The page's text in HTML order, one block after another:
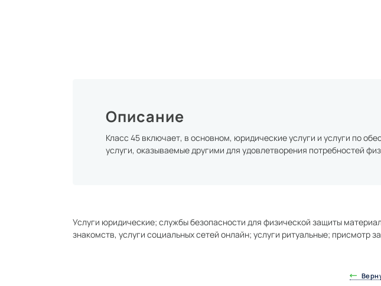
Описание
Класс 45 включает, в основном, юридические услуги и услуги по
услуги, оказываемые другими для удовлетворения потребностей
Услуги юридические; службы безопасности для физической защиты
знакомств, услуги социальных сетей онлайн; услуги ритуальные; присмотр